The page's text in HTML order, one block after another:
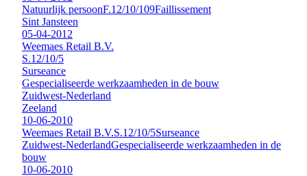
Natuurlijk persoonF.12/10/109Faillissement
Sint Jansteen
05-04-2012
Weemaes Retail B.V.
S.12/10/5
Surseance
Gespecialiseerde werkzaamheden in de bouw
Zuidwest-Nederland
Zeeland
10-06-2010
Weemaes Retail B.V.S.12/10/5Surseance
Zuidwest-NederlandGespecialiseerde werkzaamheden in de
bouw
10-06-2010